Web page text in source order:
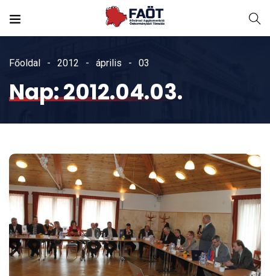
Főoldal 2012 április 03
Nap:2012.04.03.